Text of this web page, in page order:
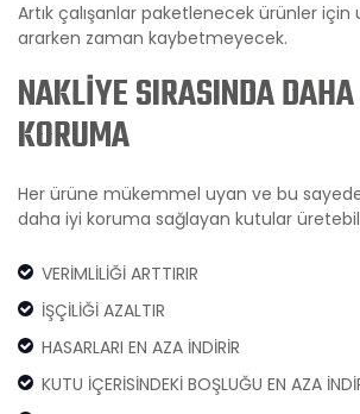
Artık çalışanlar paketlenecek ürünler
ararken zaman kaybetmeyecek.
NAKLİYE SIRASINDA
KORUMA
Her ürüne mükemmel uyan ve bu sayede
daha iyi koruma sağlayan kutular
VERİMLİLİĞİ ARTTIRIR
İŞÇİLİĞİ AZALTIR
HASARLARI EN AZA İNDİRİR
KUTU İÇERİSİNDEKİ BOŞLUĞU EN AZA